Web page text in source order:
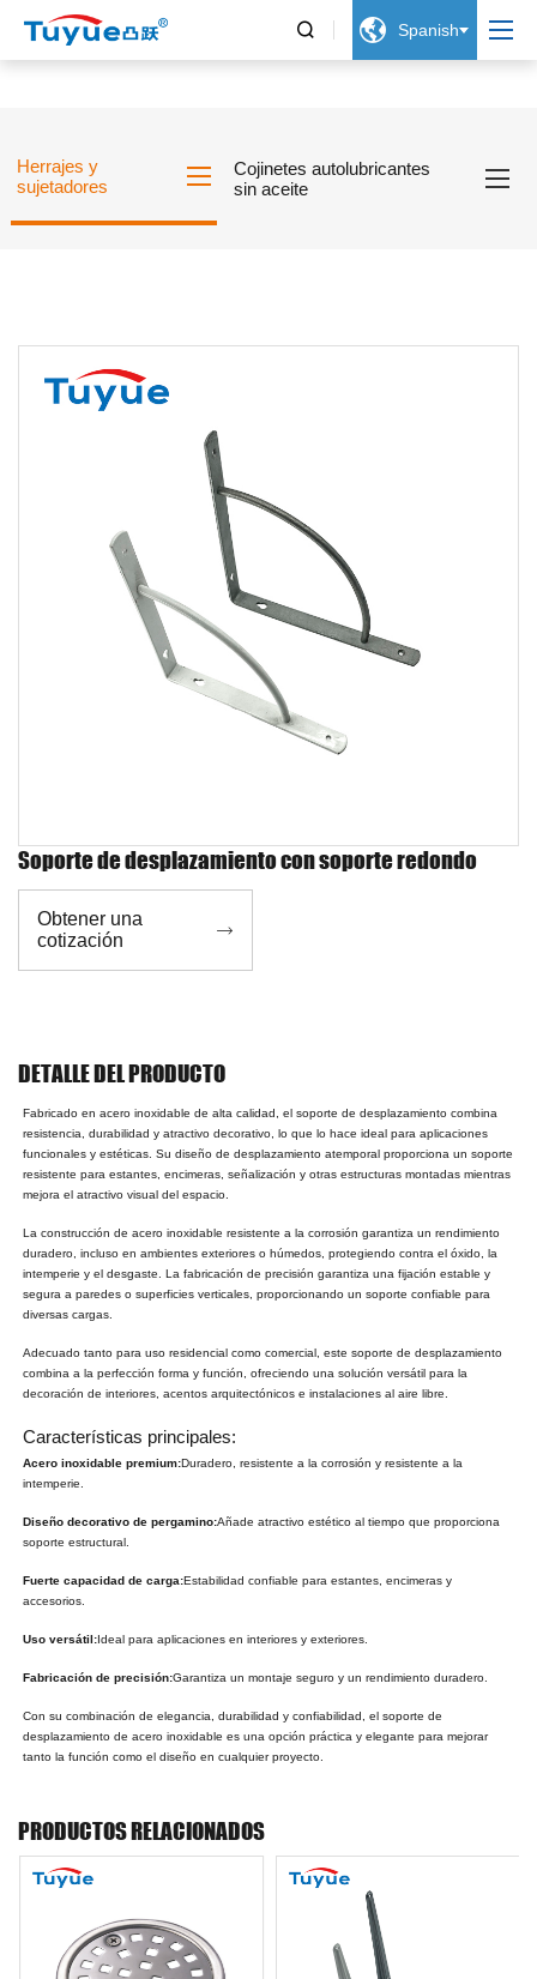
  Spanish
Herrajes y
sujetadores
Cojinetes autolubricantes
sin aceite
Soporte de desplazamiento con soporte redondo
Obtener una
cotización

DETALLE DEL PRODUCTO
Fabricado en acero inoxidable de alta calidad, el soporte de desplazamiento combina
resistencia, durabilidad y atractivo decorativo, lo que lo hace ideal para aplicaciones
funcionales y estéticas. Su diseño de desplazamiento atemporal proporciona un soporte
resistente para estantes, encimeras, señalización y otras estructuras montadas mientras
mejora el atractivo visual del espacio.
La construcción de acero inoxidable resistente a la corrosión garantiza un rendimiento
duradero, incluso en ambientes exteriores o húmedos, protegiendo contra el óxido, la
intemperie y el desgaste. La fabricación de precisión garantiza una fijación estable y
segura a paredes o superficies verticales, proporcionando un soporte confiable para
diversas cargas.
Adecuado tanto para uso residencial como comercial, este soporte de desplazamiento
combina a la perfección forma y función, ofreciendo una solución versátil para la
decoración de interiores, acentos arquitectónicos e instalaciones al aire libre.
Características principales:
Acero inoxidable premium:Duradero, resistente a la corrosión y resistente a la
intemperie.
Diseño decorativo de pergamino:Añade atractivo estético al tiempo que proporciona
soporte estructural.
Fuerte capacidad de carga:Estabilidad confiable para estantes, encimeras y
accesorios.
Uso versátil:Ideal para aplicaciones en interiores y exteriores.
Fabricación de precisión:Garantiza un montaje seguro y un rendimiento duradero.
Con su combinación de elegancia, durabilidad y confiabilidad, el soporte de
desplazamiento de acero inoxidable es una opción práctica y elegante para mejorar
tanto la función como el diseño en cualquier proyecto.
PRODUCTOS RELACIONADOS